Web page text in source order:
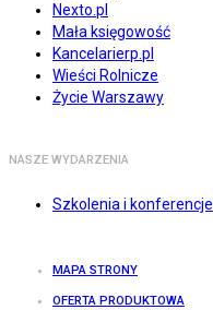
Nexto.pl
Mała księgowość
Kancelarierp.pl
Wieści Rolnicze
Życie Warszawy
NASZE WYDARZENIA
Szkolenia i konferencje
MAPA STRONY
OFERTA PRODUKTOWA